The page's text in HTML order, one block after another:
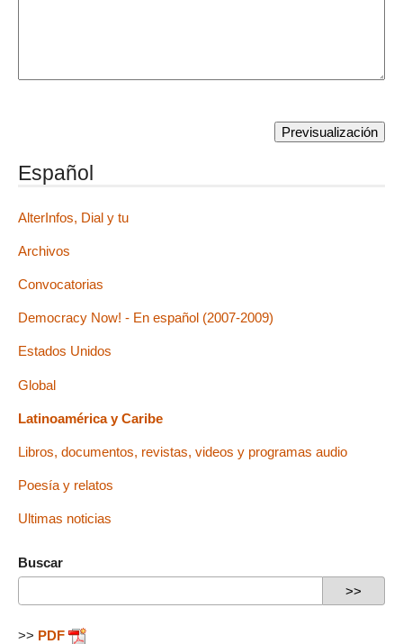
Español
AlterInfos, Dial y tu
Archivos
Convocatorias
Democracy Now! - En español (2007-2009)
Estados Unidos
Global
Latinoamérica y Caribe
Libros, documentos, revistas, videos y programas audio
Poesía y relatos
Ultimas noticias
Buscar
>> PDF